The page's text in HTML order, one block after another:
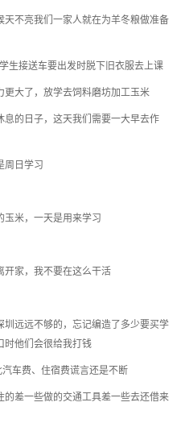
不亮我们一家人就在为羊冬粮做准备
生接送车要出发时脱下旧衣服去上课
大了，放学去饲料磨坊加工玉米
的日子，这天我们需要一大早去作
周日学习
玉米，一天是用来学习
开家，我不要在这么干活
远远不够的，忘记编造了多少要买学
时他们会很给我打钱
车费、住宿费谎言还是不断
差一些做的交通工具差一些去还借来